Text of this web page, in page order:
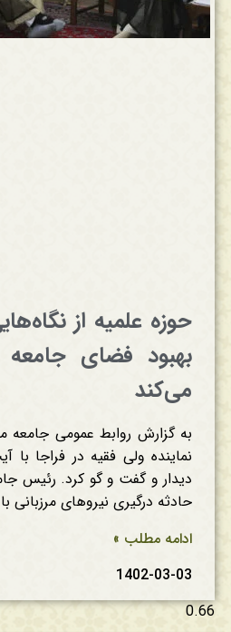
حوزه علمیه از
بهبود فضای جامعه
می‌کند
به گزارش روابط عمومی جامعه
نماینده ولی فقیه در فراجا با
دیدار و گفت و گو کرد. رئیس
حادثه درگیری نیروهای مرزبانی با
ادامه مطلب »
1402-03-03